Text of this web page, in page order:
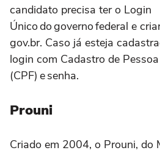
candidato precisa ter o Login
Único do governo federal e
gov.br. Caso já esteja
login com Cadastro de
(CPF) e senha.
Prouni
Criado em 2004, o Prouni, do